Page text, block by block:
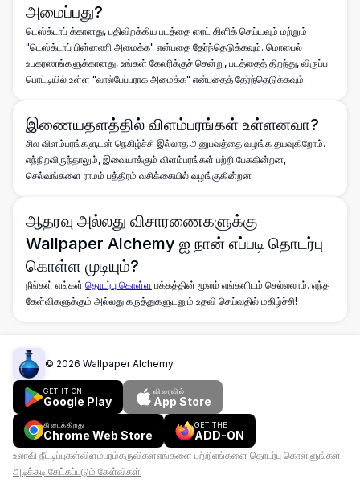
அமைப்பது?
டெஸ்க்டாப் க்கானது, பதிவிறக்கிய படத்தை ரைட் கிளிக் செய்யவும் மற்றும்
"டெஸ்க்டாப் பின்னணி அமைக்க" என்பதை தேர்ந்தெடுக்கவும். மொபைல்
உபகரணங்களுக்கானது, உங்கள் கேலரிக்குச் சென்று, படத்தைத் திறந்து, விருப்ப
பொட்டியில் உள்ள "வால்பேப்பராக அமைக்க" என்பதைத் தேர்ந்தெடுக்கவும்.
இணையதளத்தில் விளம்பரங்கள் உள்ளனவா?
சில விளம்பரங்களுடன் நெகிழ்ச்சி இல்லாத அனுபவத்தை வழங்க தயவுகிறோம்.
எந்நிறவிருந்தாலும், இவையாக்கும் விளம்பரங்கள் பற்றி பேசுகின்றன,
செல்வங்களை ராமம் பத்திரம் வசிக்கையில் வழங்குகின்றன
ஆதரவு அல்லது விசாரணைகளுக்கு
Wallpaper Alchemy ஐ நான் எப்படி தொடர்பு
கொள்ள முடியும்?
நீங்கள் எங்கள் தொடர்பு கொள்ள பக்கத்தின் மூலம் எங்களிடம் செல்லலாம். எந்த
கேள்விகளுக்கும் அல்லது கருத்துகளுடனும் உதவி செய்வதில் மகிழ்ச்சி!
© 2026 Wallpaper Alchemy
GET IT ON
Google Play
விரைவில்
App Store
கிடைக்கிறது
Chrome Web Store
GET THE
ADD-ON
உலாவி நீட்டிப்புகள்விளம்பரம்கருவிகள்எங்களை பற்றிஎங்களை தொடர்பு கொள்ளுங்கள்
அடிக்கடி கேட்கப்படும் கேள்விகள்